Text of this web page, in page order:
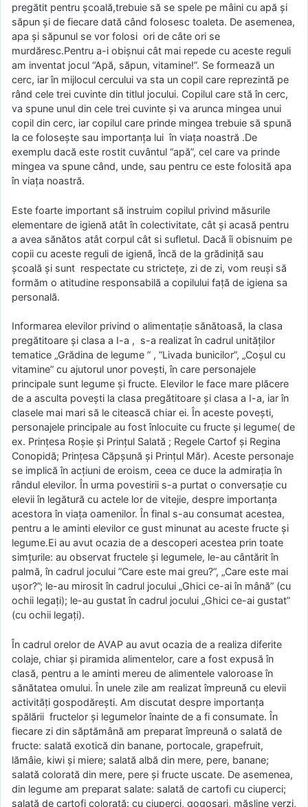
pregătit pentru şcoală,trebuie să se spele pe mâini cu apă şi
săpun și de fiecare dată când folosesc toaleta. De asemenea,
apa şi săpunul se vor folosi ori de câte ori se
murdăresc.Pentru a-i obişnui cât mai repede cu aceste reguli
am inventat jocul “Apă, săpun, vitamine!”. Se formează un
cerc, iar în mijlocul cercului va sta un copil care reprezintă pe
rând cele trei cuvinte din titlul jocului. Copilul care stă în cerc,
va spune unul din cele trei cuvinte şi va arunca mingea unui
copil din cerc, iar copilul care prinde mingea trebuie să spună
la ce foloseşte sau importanţa lui în viaţa noastră .De
exemplu dacă este rostit cuvântul “apă”, cel care va prinde
mingea va spune când, unde, sau pentru ce este folosită apa
în viaţa noastră.
Este foarte important să instruim copilul privind măsurile
elementare de igienă atât în colectivitate, cât şi acasă pentru
a avea sănătos atât corpul cât si sufletul. Dacă îi obisnuim pe
copii cu aceste reguli de igienă, încă de la grădiniţă sau
şcoală şi sunt respectate cu stricteţe, zi de zi, vom reuși să
formăm o atitudine responsabilă a copilului față de igiena sa
personală.
Informarea elevilor privind o alimentație sănătoasă, la clasa
pregătitoare și clasa a I-a , s-a realizat în cadrul unităților
tematice „Grădina de legume ” , ”Livada bunicilor”, „Coșul cu
vitamine” cu ajutorul unor povești, în care personajele
principale sunt legume și fructe. Elevilor le face mare plăcere
de a asculta povești la clasa pregătitoare și clasa a I-a, iar în
clasele mai mari să le citească chiar ei. În aceste povești,
personajele principale au fost înlocuite cu fructe și legume( de
ex. Prințesa Roșie și Prințul Salată ; Regele Cartof și Regina
Conopidă; Prințesa Căpșună și Prințul Măr). Aceste personaje
se implică în acțiuni de eroism, ceea ce duce la admirația în
rândul elevilor. În urma povestirii s-a purtat o conversație cu
elevii în legătură cu actele lor de vitejie, despre importanța
acestora în viața oamenilor. În final s-au consumat acestea,
pentru a le aminti elevilor ce gust minunat au aceste fructe și
legume.Ei au avut ocazia de a descoperi acestea prin toate
simțurile: au observat fructele și legumele, le-au cântărit în
palmă, în cadrul jocului ”Care este mai greu?”, „Care este mai
ușor?”; le-au mirosit în cadrul jocului „Ghici ce-ai în mână” (cu
ochii legați); le-au gustat în cadrul jocului „Ghici ce-ai gustat”
(cu ochii legați).
În cadrul orelor de AVAP au avut ocazia de a realiza diferite
colaje, chiar și piramida alimentelor, care a fost expusă în
clasă, pentru a le aminti mereu de alimentele valoroase în
sănătatea omului. În unele zile am realizat împreună cu elevii
activități gospodărești. Am discutat despre importanța
spălării fructelor și legumelor înainte de a fi consumate. În
fiecare zi din săptămână am preparat împreună o salată de
fructe: salată exotică din banane, portocale, grapefruit,
lămâie, kiwi și miere; salată albă din mere, pere, banane;
salată colorată din mere, pere și fructe uscate. De asemenea,
din legume am preparat salate: salată de cartofi cu ciuperci;
salată de cartofi colorată: cu ciuperci, gogoșari, măsline verzi,